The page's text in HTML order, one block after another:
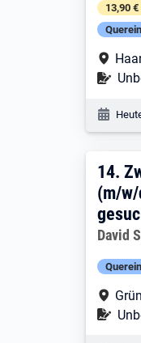
13,90
14.
14.
(m/
David